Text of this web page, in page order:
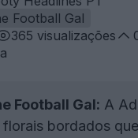
Football Gal
365 visualizações
Football Gal: A
bordados